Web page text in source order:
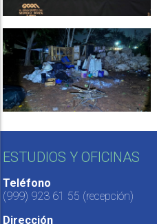
ESTUDIOS Y OFICINAS
Teléfono
(999) 923 61 55 (recepción)
Dirección